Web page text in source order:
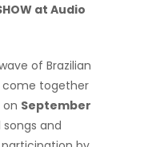
at Audio
of Brazilian
come together
September
and